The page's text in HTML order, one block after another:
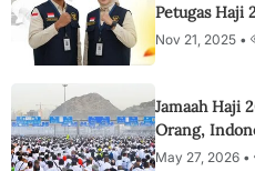
Petugas Haji
Nov 21, 2025 •
Jamaah Haji
Orang,
May 27, 2026 •